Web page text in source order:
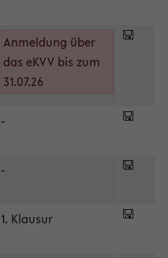
Anmeldung über
das eKVV bis zum
31.07.26
-
-
1. Klausur